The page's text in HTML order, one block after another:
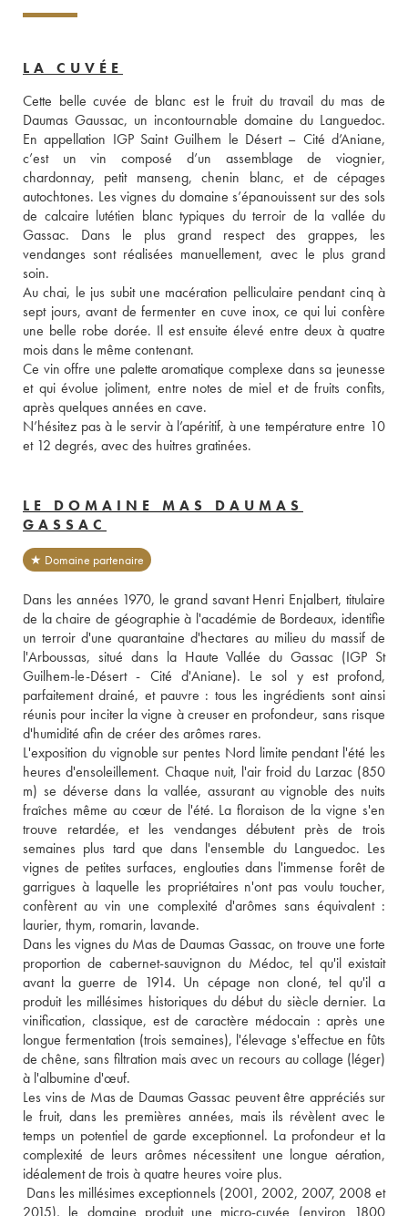
LA CUVÉE
Cette belle cuvée de blanc est le fruit du travail du mas de
Daumas Gaussac, un incontournable domaine du Languedoc.
En appellation IGP Saint Guilhem le Désert – Cité d’Aniane,
c’est un vin composé d’un assemblage de viognier,
chardonnay, petit manseng, chenin blanc, et de cépages
autochtones. Les vignes du domaine s’épanouissent sur des sols
de calcaire lutétien blanc typiques du terroir de la vallée du
Gassac. Dans le plus grand respect des grappes, les
vendanges sont réalisées manuellement, avec le plus grand
soin.
Au chai, le jus subit une macération pelliculaire pendant cinq à
sept jours, avant de fermenter en cuve inox, ce qui lui confère
une belle robe dorée. Il est ensuite élevé entre deux à quatre
mois dans le même contenant.
Ce vin offre une palette aromatique complexe dans sa jeunesse
et qui évolue joliment, entre notes de miel et de fruits confits,
après quelques années en cave.
N’hésitez pas à le servir à l’apéritif, à une température entre 10
LE DOMAINE MAS DAUMAS
GASSAC
★ Domaine partenaire
Dans les années 1970, le grand savant Henri Enjalbert, titulaire
de la chaire de géographie à l'académie de Bordeaux, identifie
un terroir d'une quarantaine d'hectares au milieu du massif de
l'Arboussas, situé dans la Haute Vallée du Gassac (IGP St
Guilhem-le-Désert - Cité d'Aniane). Le sol y est profond,
parfaitement drainé, et pauvre : tous les ingrédients sont ainsi
réunis pour inciter la vigne à creuser en profondeur, sans risque
d'humidité afin de créer des arômes rares.
L'exposition du vignoble sur pentes Nord limite pendant l'été les
heures d'ensoleillement. Chaque nuit, l'air froid du Larzac (850
m) se déverse dans la vallée, assurant au vignoble des nuits
fraîches même au cœur de l'été. La floraison de la vigne s'en
trouve retardée, et les vendanges débutent près de trois
semaines plus tard que dans l'ensemble du Languedoc. Les
vignes de petites surfaces, englouties dans l'immense forêt de
garrigues à laquelle les propriétaires n'ont pas voulu toucher,
confèrent au vin une complexité d'arômes sans équivalent :
laurier, thym, romarin, lavande.
Dans les vignes du Mas de Daumas Gassac, on trouve une forte
proportion de cabernet-sauvignon du Médoc, tel qu'il existait
avant la guerre de 1914. Un cépage non cloné, tel qu'il a
produit les millésimes historiques du début du siècle dernier. La
vinification, classique, est de caractère médocain : après une
longue fermentation (trois semaines), l'élevage s'effectue en fûts
de chêne, sans filtration mais avec un recours au collage (léger)
à l'albumine d'œuf.
Les vins de Mas de Daumas Gassac peuvent être appréciés sur
le fruit, dans les premières années, mais ils révèlent avec le
temps un potentiel de garde exceptionnel. La profondeur et la
complexité de leurs arômes nécessitent une longue aération,
idéalement de trois à quatre heures voire plus.
Dans les millésimes exceptionnels (2001, 2002, 2007, 2008 et
2015), le domaine produit une micro-cuvée (environ 1800